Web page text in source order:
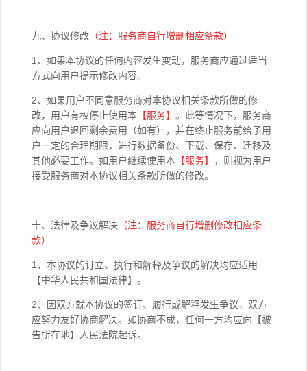
九、协议修改 （注：服务商自行增删相应条款）
1、如果本协议的任何内容发生变动，服务商应通过适当
方式向用户提示修改内容。
2、如果用户不同意服务商对本协议相关条款所做的修
改，用户有权停止使用本 【服务】 。此等情况下，服务商
应向用户退回剩余费用（如有），并在终止服务前给予用
户一定的合理期限，进行数据备份、下载、保存、迁移及
其他必要工作。如用户继续使用本 【服务】
，则视为用户
接受服务商对本协议相关条款所做的修改。
十、法律及争议解决 （注：服务商自行增删修改相应条
款）
1、本协议的订立、执行和解释及争议的解决均应适用
【中华人民共和国法律】。
2、因双方就本协议的签订、履行或解释发生争议，双方
应努力友好协商解决。如协商不成，任何一方均应向【被
告所在地】人民法院起诉。